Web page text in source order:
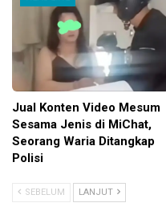
Jual Konten Video Mesum
Sesama Jenis di MiChat,
Seorang Waria Ditangkap
Polisi
SEBELUM LANJUT